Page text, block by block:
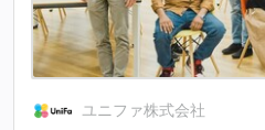
ユニファ株式会社